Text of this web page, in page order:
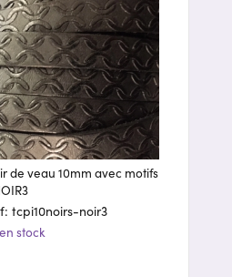
de veau 10mm avec motifs
tcpi10noirs-noir3
stock